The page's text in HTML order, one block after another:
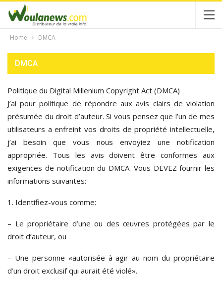
Home DMCA
DMCA
Politique du Digital Millenium Copyright Act (DMCA)
J’ai pour politique de répondre aux avis clairs de violation
présumée du droit d’auteur. Si vous pensez que l’un de mes
utilisateurs a enfreint vos droits de propriété intellectuelle,
j’ai besoin que vous nous envoyiez une notification
appropriée. Tous les avis doivent être conformes aux
exigences de notification du DMCA. Vous DEVEZ fournir les
informations suivantes:
1. Identifiez-vous comme:
– Le propriétaire d’une ou des œuvres protégées par le
droit d’auteur, ou
– Une personne «autorisée à agir au nom du propriétaire
d’un droit exclusif qui aurait été violé».